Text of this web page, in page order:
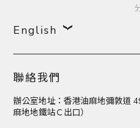
English
聯絡我們
辦公室地址：香港油麻地彌敦道
麻地地鐵站Ｃ出口）